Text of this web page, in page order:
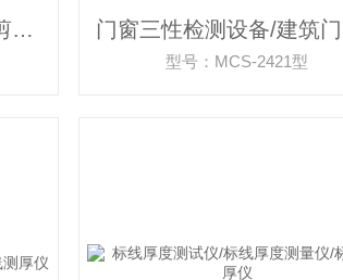
波速测试仪/波速测井仪/剪切波波速测试仪
型号：MCS-2421型